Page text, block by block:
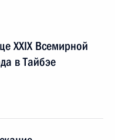
XXIX Всемирной
в Тайбэе